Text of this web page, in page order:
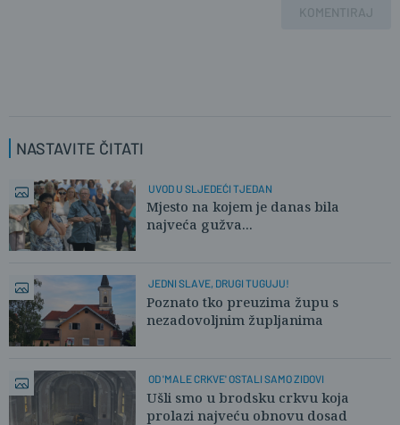
KOMENTIRAJ
NASTAVITE ČITATI
UVOD U SLJEDEĆI TJEDAN
Mjesto na kojem je danas bila
najveća gužva...
JEDNI SLAVE, DRUGI TUGUJU!
Poznato tko preuzima župu s
nezadovoljnim župljanima
OD 'MALE CRKVE' OSTALI SAMO ZIDOVI
Ušli smo u brodsku crkvu koja
prolazi najveću obnovu dosad